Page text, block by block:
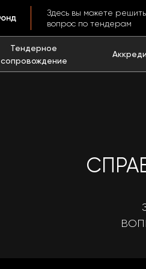
Здесь вы можете
вопрос по тендерам
Тендерное
сопровождение